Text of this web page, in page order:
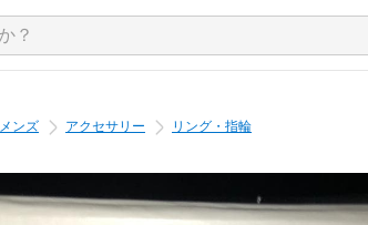
メンズ アクセサリー リング・指輪